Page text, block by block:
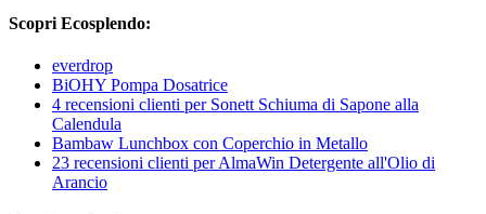
Scopri Ecosplendo:
everdrop
BiOHY Pompa Dosatrice
4 recensioni clienti per Sonett Schiuma di Sapone alla
Calendula
Bambaw Lunchbox con Coperchio in Metallo
23 recensioni clienti per AlmaWin Detergente all'Olio di
Arancio